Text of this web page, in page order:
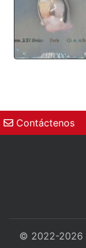
Contáctenos
© 2022-2026